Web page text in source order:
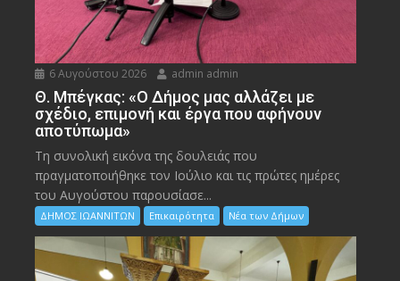
6 Αυγούστου 2026 admin admin
Θ. Μπέγκας: «Ο Δήμος μας αλλάζει με
σχέδιο, επιμονή και έργα που αφήνουν
αποτύπωμα»
Τη συνολική εικόνα της δουλειάς που
πραγματοποιήθηκε τον Ιούλιο και τις πρώτες ημέρες
του Αυγούστου παρουσίασε...
ΔΗΜΟΣ ΙΩΑΝΝΙΤΩΝ Επικαιρότητα Νέα των Δήμων